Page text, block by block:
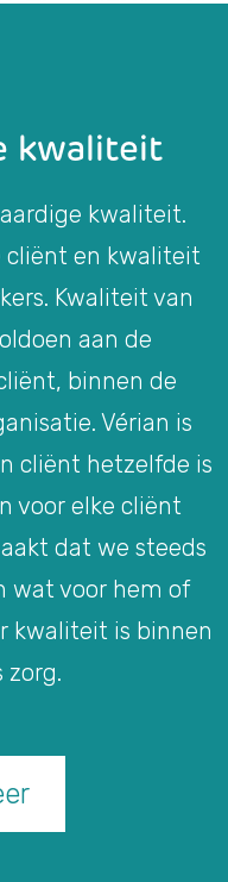
kwaliteit
kwaliteit.
cliënt en kwaliteit
Kwaliteit van
aan de
binnen de
Vérian is
cliënt hetzelfde is
voor elke cliënt
dat we steeds
wat voor hem of
kwaliteit is binnen
zorg.